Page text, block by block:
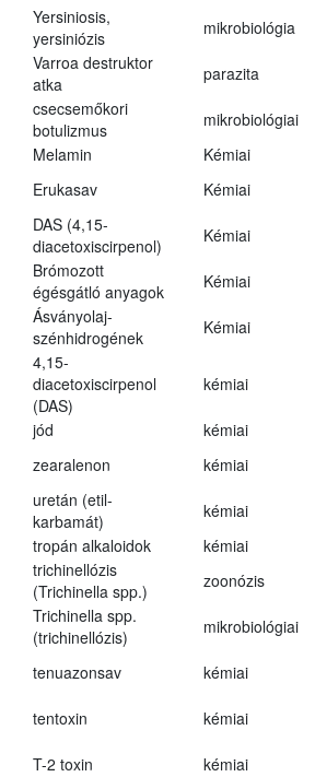
Yersiniosis,
yersiniózis
mikrobiológia
Varroa destruktor
atka
parazita
csecsemőkori
botulizmus
mikrobiológiai
Melamin
Kémiai
Erukasav
Kémiai
DAS (4,15-
diacetoxiscirpenol)
Kémiai
Brómozott
égésgátló anyagok
Kémiai
Ásványolaj-
szénhidrogének
Kémiai
4,15-
diacetoxiscirpenol
(DAS)
kémiai
jód kémiai
zearalenon
kémiai
uretán (etil-
karbamát)
kémiai
tropán alkaloidok
kémiai
trichinellózis
(Trichinella spp.)
zoonózis
Trichinella spp.
(trichinellózis)
mikrobiológiai
tenuazonsav kémiai
tentoxin
kémiai
T-2 toxin
kémiai